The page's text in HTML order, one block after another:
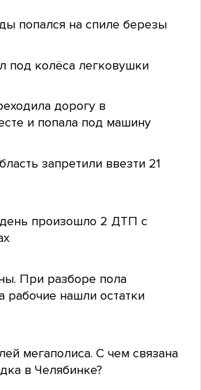
попался на спиле березы
под колёса легковушки
дорогу в
и попала под машину
запретили ввезти 21
произошло 2 ДТП с
При разборе пола
рабочие нашли остатки
мегаполиса. С чем связана
в Челябинке?